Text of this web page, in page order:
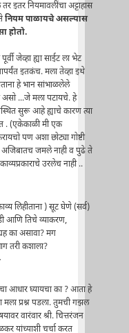
इतर नियमावलींचा अट्टाहास
नियम पाळायचे असल्यास
होतो.
जेव्हा ह्या साईट ला भेट
इतकंच. मला तेव्हा इथे
हे भान सांभाळलेले
...जे मला पटायचे. हे
सुरू आहे ह्याचे कारण त्या
. (एकेकाळी मी एक
पण अशा छोट्या गोष्टी
जमले नाही व पुढे ते
उरलेच नाही ..
लिहीताना ) सूट घेणे (सर्व)
आणि तिचे व्याकरण,
का असावा? मग
तरी कशाला?
आधार घ्यायचा का ? आता हे
प्रश्न पडला. तुमची गझल
वारंवार श्री. चित्तरंजन
यांच्याशी चर्चा करत